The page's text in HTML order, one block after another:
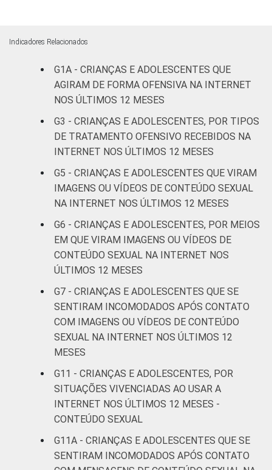
RESPONSÁVEIS
I
Fundamental
Médio ou
mais
FAIXA ETÁRIA
DA CRIANÇA
ADOLESCENTE
De 9 a 10
anos
-
De 11 a 12
anos
4
De 13 a 14
anos
De 15 a 17
anos
10
FAMILIAR
Mais de 1
SM até 2 SM
Mais de 2
SM até 3 SM
8
Indicadores Relacionados
G1A - CRIANÇAS E ADOLESCENTES QUE
AGIRAM DE FORMA OFENSIVA NA INTERNET
NOS ÚLTIMOS 12 MESES
G3 - CRIANÇAS E ADOLESCENTES, POR TIPOS
DE TRATAMENTO OFENSIVO RECEBIDOS NA
INTERNET NOS ÚLTIMOS 12 MESES
G5 - CRIANÇAS E ADOLESCENTES QUE VIRAM
IMAGENS OU VÍDEOS DE CONTEÚDO SEXUAL
NA INTERNET NOS ÚLTIMOS 12 MESES
G6 - CRIANÇAS E ADOLESCENTES, POR MEIOS
EM QUE VIRAM IMAGENS OU VÍDEOS DE
CONTEÚDO SEXUAL NA INTERNET NOS
ÚLTIMOS 12 MESES
G7 - CRIANÇAS E ADOLESCENTES QUE SE
SENTIRAM INCOMODADOS APÓS CONTATO
COM IMAGENS OU VÍDEOS DE CONTEÚDO
SEXUAL NA INTERNET NOS ÚLTIMOS 12
MESES
G11 - CRIANÇAS E ADOLESCENTES, POR
SITUAÇÕES VIVENCIADAS AO USAR A
INTERNET NOS ÚLTIMOS 12 MESES -
CONTEÚDO SEXUAL
G11A - CRIANÇAS E ADOLESCENTES QUE SE
SENTIRAM INCOMODADOS APÓS CONTATO